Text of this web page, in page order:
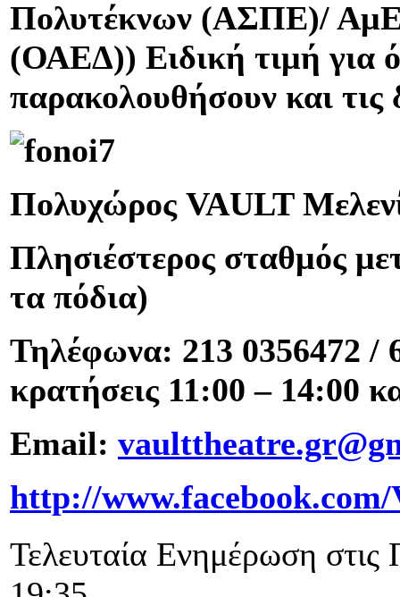
Πολυτέκνων (ΑΣΠΕ)/
(ΟΑΕΔ)) Ειδική τιμή για
παρακολουθήσουν και
Πολυχώρος VAULT
Πλησιέστερος σταθμός
τα πόδια)
Τηλέφωνα: 213 0356472 /
κρατήσεις 11:00 – 14:00
Email:
http://
Τελευταία Ενημέρωση